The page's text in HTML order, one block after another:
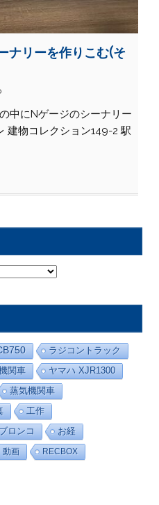
ナリーを作りこむ(そ
中にNゲージのシーナリー
建物コレクション149-2 駅
ラジコントラック
関車
ヤマハ XJR1300
蒸気機関車
工作
ロンコ お経
動画 RECBOX